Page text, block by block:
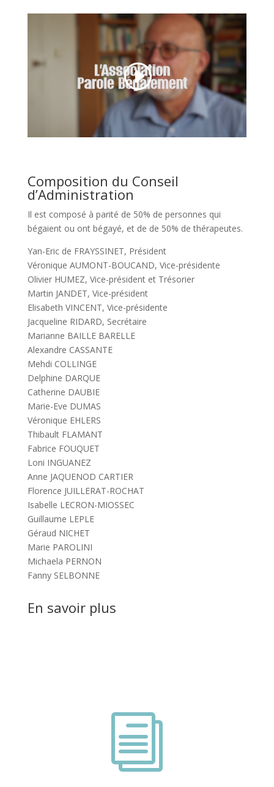
Composition du Conseil
d’Administration
Il est composé à parité de 50% de personnes qui
bégaient ou ont bégayé, et de de 50% de thérapeutes.
Yan-Eric de FRAYSSINET, Président
Véronique AUMONT-BOUCAND, Vice-présidente
Olivier HUMEZ, Vice-président et Trésorier
Martin JANDET, Vice-président
Elisabeth VINCENT, Vice-présidente
Jacqueline RIDARD, Secrétaire
Marianne BAILLE BARELLE
Alexandre CASSANTE
Mehdi COLLINGE
Delphine DARQUE
Catherine DAUBIE
Marie-Eve DUMAS
Véronique EHLERS
Thibault FLAMANT
Fabrice FOUQUET
Loni INGUANEZ
Anne JAQUENOD CARTIER
Florence JUILLERAT-ROCHAT
Isabelle LECRON-MIOSSEC
Guillaume LEPLE
Géraud NICHET
Marie PAROLINI
Michaela PERNON
Fanny SELBONNE
En savoir plus
i